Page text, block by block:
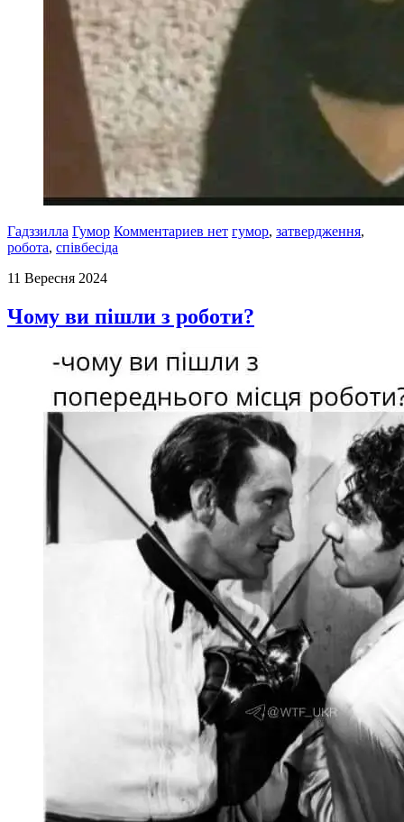
Гадззилла Гумор Комментариев нет гумор, затвердження,
робота, співбесіда
11 Вересня 2024
Чому ви пішли з роботи?